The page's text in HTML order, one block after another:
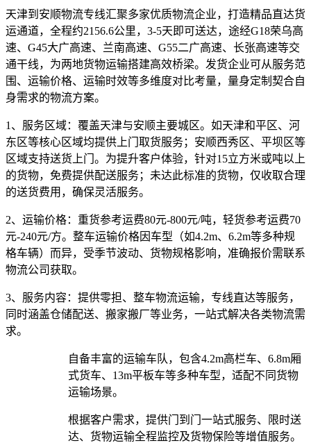
天津到安顺物流专线汇聚多家优质物流企业，打造精品直达货
运通道，全程约2156.6公里，3-5天即可送达，途经G18荣乌高
速、G45大广高速、兰南高速、G55二广高速、长张高速等交
通干线，为两地货物运输搭建高效桥梁。发货企业可从服务范
围、运输价格、运输时效等多维度对比考量，量身定制契合自
身需求的物流方案。
1、服务区域： 覆盖天津与安顺主要城区。如天津和平区、河
东区等核心区域均提供上门取货服务；安顺西秀区、平坝区等
区域支持送货上门。为提升客户体验，针对15立方米或吨以上
的货物，免费提供配送服务；未达此标准的货物，仅收取合理
的送货费用，确保灵活服务。
2、运输价格： 重货参考运费80元-800元/吨，轻货参考运费70
元-240元/方。整车运输价格因车型（如4.2m、6.2m等多种规
格车辆）而异，受季节波动、货物规格影响，准确报价需联系
物流公司获取。
3、服务内容： 提供零担、整车物流运输，专线直达等服务，
同时涵盖仓储配送、搬家搬厂等业务，一站式解决各类物流需
求。​
自备丰富的运输车队，包含4.2m高栏车、6.8m厢
式货车、13m平板车等多种车型，适配不同货物
运输场景。​
根据客户需求，提供门到门一站式服务、限时送
达、货物运输全程监控及货物保险等增值服务。